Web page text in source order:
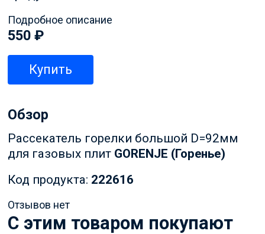
Подробное описание
550 ₽
Купить
Обзор
Рассекатель горелки большой D=92мм
для газовых плит GORENJE (Горенье)
Код продукта: 222616
Отзывов нет
C этим товаром покупают